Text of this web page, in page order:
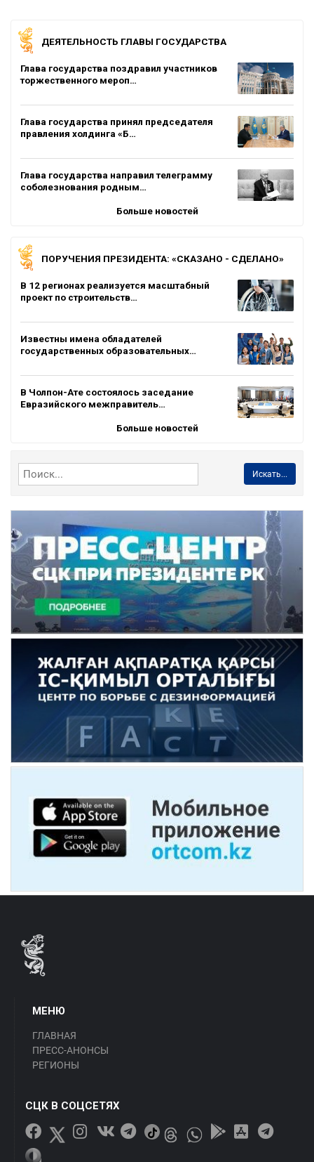
ДЕЯТЕЛЬНОСТЬ ГЛАВЫ ГОСУДАРСТВА
Глава государства поздравил участников
торжественного мероп…
Глава государства принял председателя
правления холдинга «Б…
Глава государства направил телеграмму
соболезнования родным…
Больше новостей
ПОРУЧЕНИЯ ПРЕЗИДЕНТА: «СКАЗАНО - СДЕЛАНО»
В 12 регионах реализуется масштабный
проект по строительств…
Известны имена обладателей
государственных образовательных…
В Чолпон-Ате состоялось заседание
Евразийского межправитель…
Больше новостей
Искать...
МЕНЮ
ГЛАВНАЯ
ПРЕСС-АНОНСЫ
РЕГИОНЫ
СЦК В СОЦСЕТЯХ